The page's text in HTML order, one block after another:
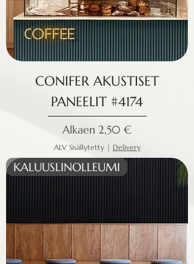
CONIFER AKUSTISET
PANEELIT #4174
Alkaen 2,50 €
Alehinta
ALV Sisällytetty| Delivery
KALUUSLINOLLEUMI